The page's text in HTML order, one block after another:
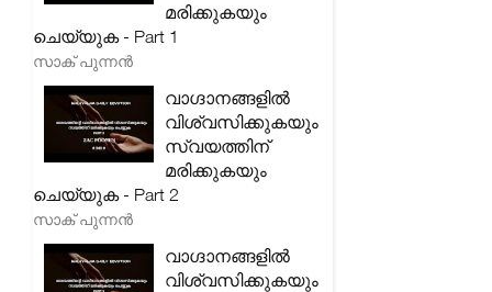
മരിക്കുകയും
ചെയ്യുക - Part 1
സാക് പുന്നൻ
വാഗ്ദാനങ്ങളിൽ
വിശ്വസിക്കുകയും
സ്വയത്തിന്
മരിക്കുകയും
ചെയ്യുക - Part 2
സാക് പുന്നൻ
വാഗ്ദാനങ്ങളിൽ
വിശ്വസിക്കുകയും